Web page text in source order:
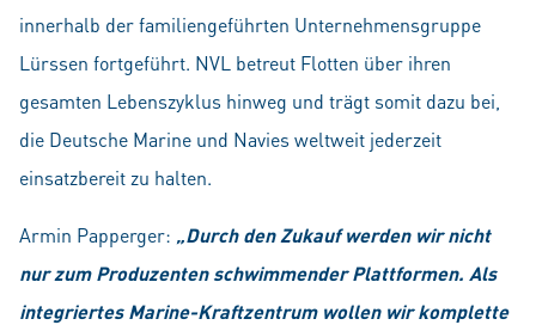
innerhalb der familiengeführten Unternehmensgruppe
Lürssen fortgeführt. NVL betreut Flotten über ihren
gesamten Lebenszyklus hinweg und trägt somit dazu bei,
die Deutsche Marine und Navies weltweit jederzeit
einsatzbereit zu halten.
Armin Papperger: „Durch den Zukauf werden wir nicht
nur zum Produzenten schwimmender Platt­formen. Als
integriertes Marine-Kraftzentrum wollen wir komplette